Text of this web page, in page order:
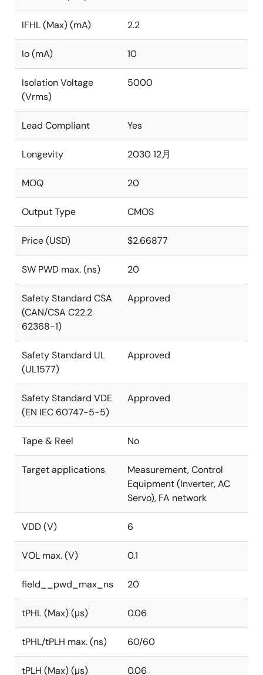
IFHL (Max) (mA) 2.2
Io (mA) 10
Isolation Voltage
(Vrms)
5000
Lead Compliant Yes
Longevity 2030 12月
MOQ 20
Output Type CMOS
Price (USD) $2.66877
SW PWD max. (ns) 20
Safety Standard CSA
(CAN/CSA C22.2
62368-1)
Approved
Safety Standard UL
(UL1577)
Approved
Safety Standard VDE
(EN IEC 60747-5-5)
Approved
Tape & Reel No
Target applications
Measurement, Control
Equipment (Inverter, AC
Servo), FA network
VDD (V) 6
VOL max. (V) 0.1
field__pwd_max_ns 20
tPHL (Max) (μs) 0.06
tPHL/tPLH max. (ns) 60/60
tPLH (Max) (μs) 0.06